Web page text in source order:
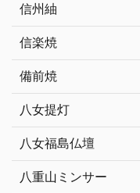
信州紬
信楽焼
備前焼
八女提灯
八女福島仏壇
八重山ミンサー